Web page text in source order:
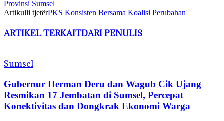
Provinsi Sumsel
Artikulli tjetërPKS Konsisten Bersama Koalisi Perubahan
ARTIKEL TERKAITDARI PENULIS
Sumsel
Gubernur Herman Deru dan Wagub Cik Ujang
Resmikan 17 Jembatan di Sumsel, Percepat
Konektivitas dan Dongkrak Ekonomi Warga